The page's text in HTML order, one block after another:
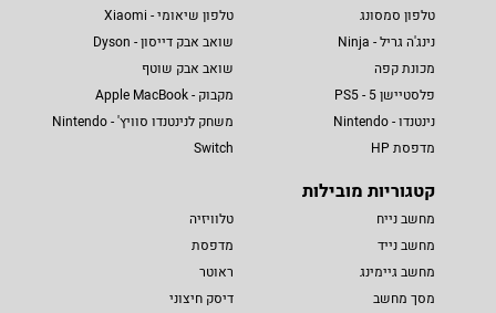
טלפון סמסונג
נינג'ה גריל - Ninja
מכונת קפה
פלסטיישן 5 - PS5
נינטנדו - Nintendo
מדפסת HP
טלפון שיאומי - Xiaomi
שואב אבק דייסון - Dyson
שואב אבק שוטף
מקבוק - Apple MacBook
משחק לנינטנדו סוויץ' - Nintendo
Switch
קטגוריות מובילות
מחשב נייח
מחשב נייד
מחשב גיימינג
מסך מחשב
טלוויזיה
מדפסת
ראוטר
דיסק חיצוני